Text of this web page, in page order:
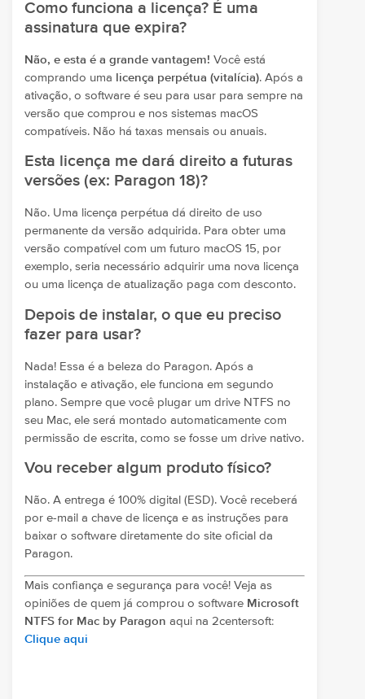
Como funciona a licença? É uma
assinatura que expira?
Não, e esta é a grande vantagem! Você está
comprando uma
licença perpétua (vitalícia). Após a
ativação, o software é seu para usar para sempre na
versão que comprou e nos sistemas macOS
compatíveis. Não há taxas mensais ou anuais.
Esta licença me dará direito a futuras
versões (ex: Paragon 18)?
Não. Uma licença perpétua dá direito de uso
permanente da versão adquirida. Para obter uma
versão compatível com um futuro macOS 15, por
exemplo, seria necessário adquirir uma nova licença
ou uma licença de atualização paga com desconto.
Depois de instalar, o que eu preciso
fazer para usar?
Nada! Essa é a beleza do Paragon. Após a
instalação e ativação, ele funciona em segundo
plano. Sempre que você plugar um drive NTFS no
seu Mac, ele será montado automaticamente com
permissão de escrita, como se fosse um drive nativo.
Vou receber algum produto físico?
Não. A entrega é 100% digital (ESD). Você receberá
por e-mail a chave de licença e as instruções para
baixar o software diretamente do site oficial da
Paragon.
Mais confiança e segurança para você! Veja as
opiniões de quem já comprou o software Microsoft
NTFS for Mac by Paragon aqui na 2centersoft:
Clique aqui